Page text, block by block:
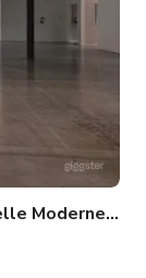
Moderne 26